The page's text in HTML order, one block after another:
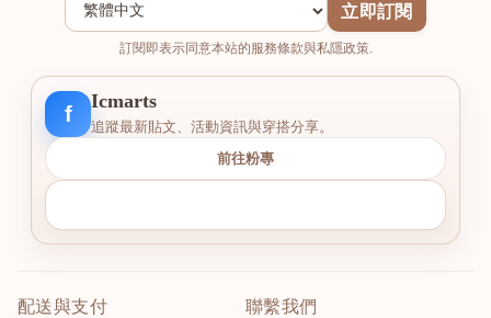
立即訂閱
訂閱即表示同意本站的服務條款與私隱政策.
f
Icmarts
追蹤最新貼文、活動資訊與穿搭分享。
前往粉專
配送與支付 聯繫我們